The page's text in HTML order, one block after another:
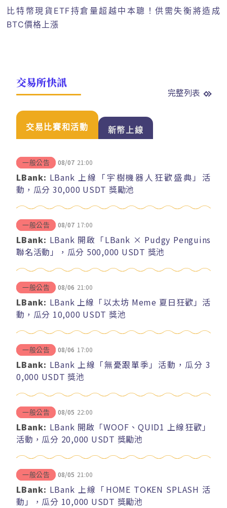
比特幣現貨ETF持倉量超越中本聰！供需失衡將造成
BTC價格上漲
交易所快訊
完整列表
交易比賽和活動 新幣上線
一般公告 08/07 21:00
LBank: LBank 上線「宇樹機器人狂歡盛典」活
動，瓜分 30,000 USDT 獎勵池
一般公告 08/07 17:00
LBank: LBank 開啟「LBank × Pudgy Penguins
聯名活動」，瓜分 500,000 USDT 獎池
一般公告 08/06 21:00
LBank: LBank 上線「以太坊 Meme 夏日狂歡」活
動，瓜分 10,000 USDT 獎池
一般公告 08/06 17:00
LBank: LBank 上線「無憂跟單季」活動，瓜分 3
0,000 USDT 獎池
一般公告 08/05 22:00
LBank: LBank 開啟「WOOF、QUID1 上線狂歡」
活動，瓜分 20,000 USDT 獎勵池
一般公告 08/05 21:00
LBank: LBank 上線「HOME TOKEN SPLASH 活
動」，瓜分 10,000 USDT 獎勵池